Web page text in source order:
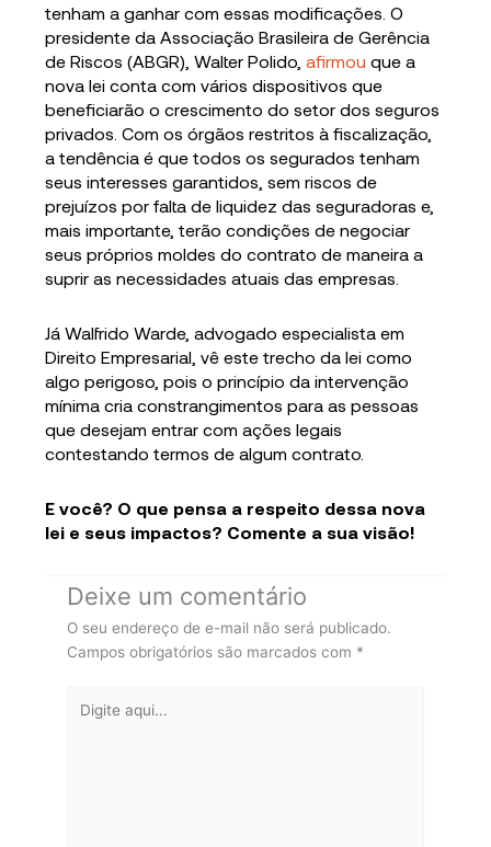
tenham a ganhar com essas modificações. O
presidente da Associação Brasileira de Gerência
de Riscos (ABGR), Walter Polido,afirmou que a
nova lei conta com vários dispositivos que
beneficiarão o crescimento do setor dos seguros
privados. Com os órgãos restritos à fiscalização,
a tendência é que todos os segurados tenham
seus interesses garantidos, sem riscos de
prejuízos por falta de liquidez das seguradoras e,
mais importante, terão condições de negociar
seus próprios moldes do contrato de maneira a
suprir as necessidades atuais das empresas.
Já Walfrido Warde, advogado especialista em
Direito Empresarial, vê este trecho da lei como
algo perigoso, pois o princípio da intervenção
mínima cria constrangimentos para as pessoas
que desejam entrar com ações legais
contestando termos de algum contrato.
E você? O que pensa a respeito dessa nova
lei e seus impactos? Comente a sua visão!
Deixe um comentário
O seu endereço de e-mail não será publicado.
Campos obrigatórios são marcados com *
aqui...